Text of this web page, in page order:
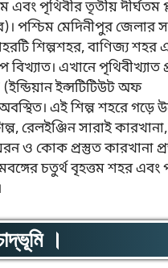
এবং পৃথিবীর তৃতীয় দীর্ঘতম
পশ্চিম মেদিনীপুর জেলার
শিল্পশহর, বাণিজ্য শহর
বিখ্যাত। এখানে পৃথিবীখ্যাত
(ইন্ডিয়ান ইন্সটিটিউট অফ
এই শিল্প শহরে গড়ে
রেলইঞ্জিন সারাই
ও কোক প্রস্তুত কারখানা
চতুর্থ বৃহত্তম শহর এবং
।